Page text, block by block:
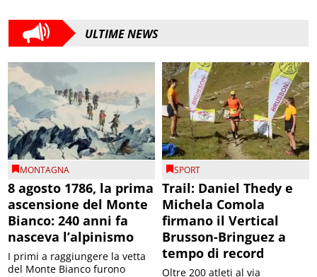
ULTIME NEWS
MONTAGNA
8 agosto 1786, la prima
ascensione del Monte
Bianco: 240 anni fa
nasceva l’alpinismo
I primi a raggiungere la vetta
del Monte Bianco furono
SPORT
Trail: Daniel Thedy e
Michela Comola
firmano il Vertical
Brusson-Bringuez a
tempo di record
Oltre 200 atleti al via